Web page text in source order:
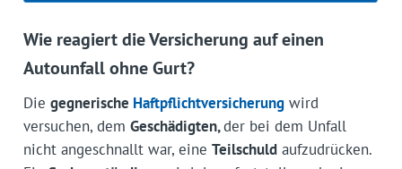
Wie reagiert die Versicherung auf einen
Autounfall ohne Gurt?
Die gegnerische Haftpflichtversicherungwird
versuchen, dem Geschädigten,der bei dem Unfall
nicht angeschnallt war, eine Teilschuldaufzudrücken.